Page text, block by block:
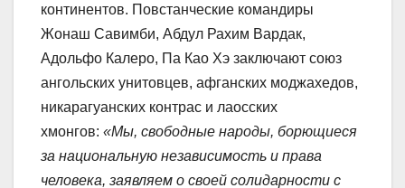
континентов. Повстанческие командиры
Жонаш Савимби, Абдул Рахим Вардак,
Адольфо Калеро, Па Као Хэ заключают союз
ангольских унитовцев, афганских моджахедов,
никарагуанских контрас и лаосских
хмонгов: «Мы, свободные народы, борющиеся
за национальную независимость и права
человека, заявляем о своей солидарности с